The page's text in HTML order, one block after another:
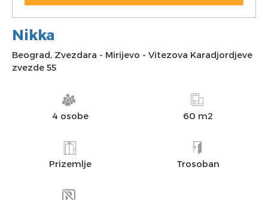
Nikka
Beograd, Zvezdara - Mirijevo - Vitezova Karadjordjeve
zvezde 55
4 osobe 60 m2
Prizemlje Trosoban